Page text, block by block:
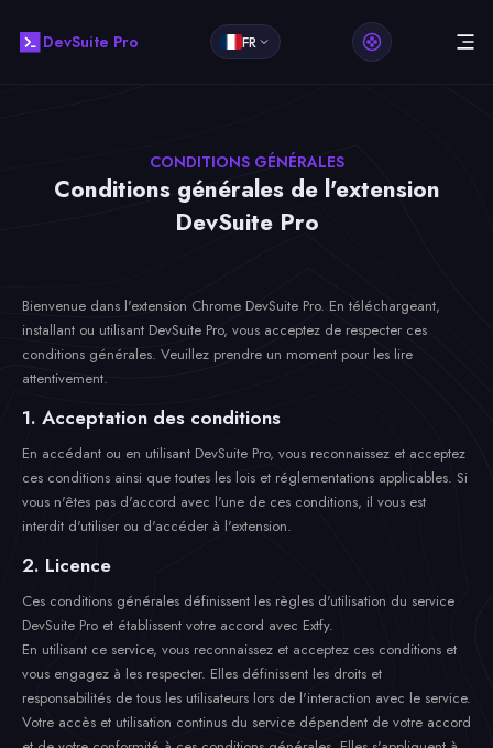
DevSuite Pro FR
CONDITIONS GÉNÉRALES
Conditions générales de l'extension
DevSuite Pro
Bienvenue dans l'extension Chrome DevSuite Pro. En téléchargeant,
installant ou utilisant DevSuite Pro, vous acceptez de respecter ces
conditions générales. Veuillez prendre un moment pour les lire
attentivement.
1. Acceptation des conditions
En accédant ou en utilisant DevSuite Pro, vous reconnaissez et acceptez
ces conditions ainsi que toutes les lois et réglementations applicables. Si
vous n'êtes pas d'accord avec l'une de ces conditions, il vous est
interdit d'utiliser ou d'accéder à l'extension.
2. Licence
Ces conditions générales définissent les règles d'utilisation du service
DevSuite Pro et établissent votre accord avec Extfy.
En utilisant ce service, vous reconnaissez et acceptez ces conditions et
vous engagez à les respecter. Elles définissent les droits et
responsabilités de tous les utilisateurs lors de l'interaction avec le service.
Votre accès et utilisation continus du service dépendent de votre accord